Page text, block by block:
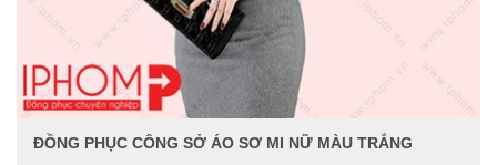
ĐỒNG PHỤC CÔNG SỞ ÁO SƠ MI NỮ MÀU TRẮNG